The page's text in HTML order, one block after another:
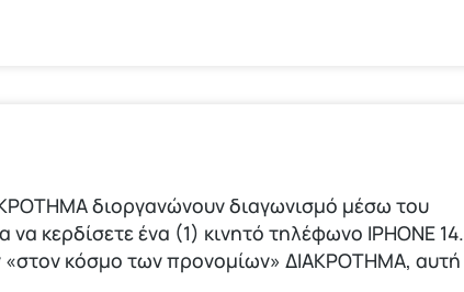
διοργανώνουν διαγωνισμό μέσω του
κερδίσετε ένα (1) κινητό τηλέφωνο ΙΡΗΟΝΕ 14.
«στον κόσμο των προνομίων» ΔΙΑΚΡΟΤΗΜΑ, αυτή